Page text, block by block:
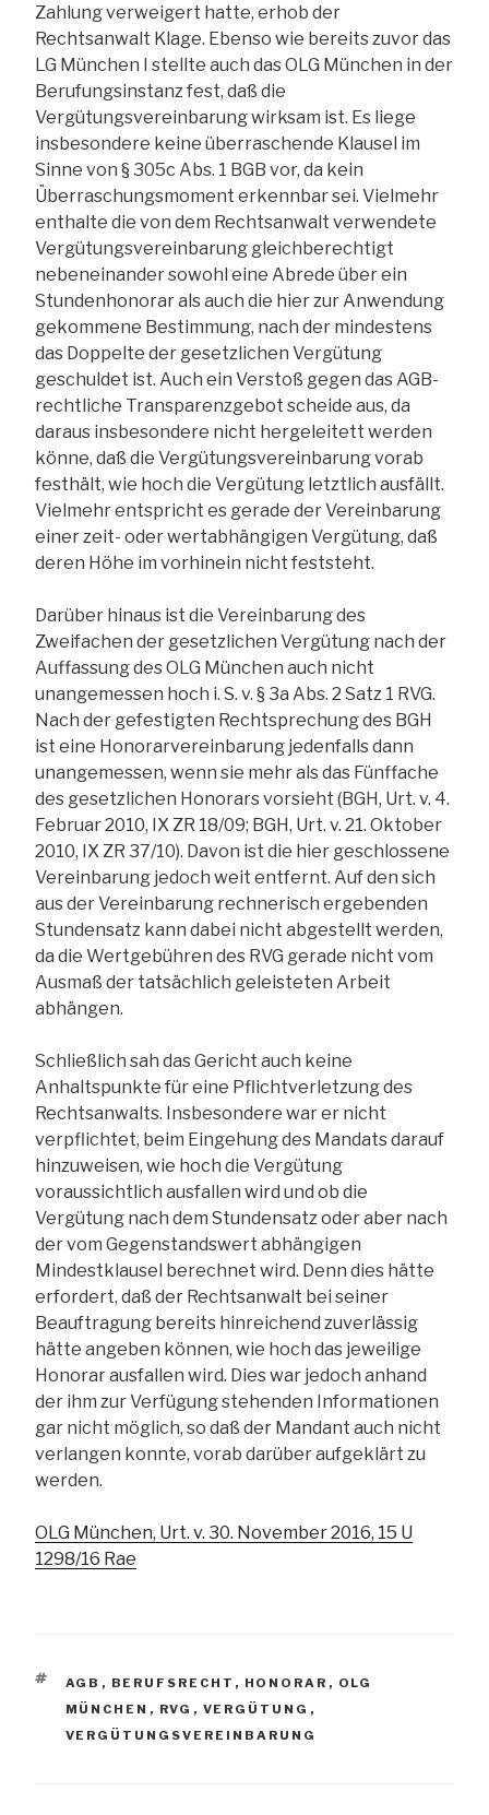
Zahlung verweigert hatte, erhob der
Rechtsanwalt Klage. Ebenso wie bereits zuvor das
LG München I stellte auch das OLG München in der
Berufungsinstanz fest, daß die
Vergütungsvereinbarung wirksam ist. Es liege
insbesondere keine überraschende Klausel im
Sinne von § 305c Abs. 1 BGB vor, da kein
Überraschungsmoment erkennbar sei. Vielmehr
enthalte die von dem Rechtsanwalt verwendete
Vergütungsvereinbarung gleichberechtigt
nebeneinander sowohl eine Abrede über ein
Stundenhonorar als auch die hier zur Anwendung
gekommene Bestimmung, nach der mindestens
das Doppelte der gesetzlichen Vergütung
geschuldet ist. Auch ein Verstoß gegen das AGB-
rechtliche Transparenzgebot scheide aus, da
daraus insbesondere nicht hergeleitett werden
könne, daß die Vergütungsvereinbarung vorab
festhält, wie hoch die Vergütung letztlich ausfällt.
Vielmehr entspricht es gerade der Vereinbarung
einer zeit- oder wertabhängigen Vergütung, daß
deren Höhe im vorhinein nicht feststeht.
Darüber hinaus ist die Vereinbarung des
Zweifachen der gesetzlichen Vergütung nach der
Auffassung des OLG München auch nicht
unangemessen hoch i. S. v. § 3a Abs. 2 Satz 1 RVG.
Nach der gefestigten Rechtsprechung des BGH
ist eine Honorarvereinbarung jedenfalls dann
unangemessen, wenn sie mehr als das Fünffache
des gesetzlichen Honorars vorsieht (BGH, Urt. v. 4.
Februar 2010, IX ZR 18/09; BGH, Urt. v. 21. Oktober
2010, IX ZR 37/10). Davon ist die hier geschlossene
Vereinbarung jedoch weit entfernt. Auf den sich
aus der Vereinbarung rechnerisch ergebenden
Stundensatz kann dabei nicht abgestellt werden,
da die Wertgebühren des RVG gerade nicht vom
Ausmaß der tatsächlich geleisteten Arbeit
abhängen.
Schließlich sah das Gericht auch keine
Anhaltspunkte für eine Pflichtverletzung des
Rechtsanwalts. Insbesondere war er nicht
verpflichtet, beim Eingehung des Mandats darauf
hinzuweisen, wie hoch die Vergütung
voraussichtlich ausfallen wird und ob die
Vergütung nach dem Stundensatz oder aber nach
der vom Gegenstandswert abhängigen
Mindestklausel berechnet wird. Denn dies hätte
erfordert, daß der Rechtsanwalt bei seiner
Beauftragung bereits hinreichend zuverlässig
hätte angeben können, wie hoch das jeweilige
Honorar ausfallen wird. Dies war jedoch anhand
der ihm zur Verfügung stehenden Informationen
gar nicht möglich, so daß der Mandant auch nicht
verlangen konnte, vorab darüber aufgeklärt zu
werden.
OLG München, Urt. v. 30. November 2016, 15 U
1298/16 Rae
SCHLAGWÖRTER
AGB , BERUFSRECHT , HONORAR , OLG
MÜNCHEN , RVG , VERGÜTUNG ,
VERGÜTUNGSVEREINBARUNG